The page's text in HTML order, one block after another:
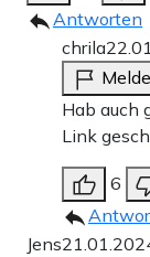
Antworten
chrila
Hab auch
Link
6
Jens